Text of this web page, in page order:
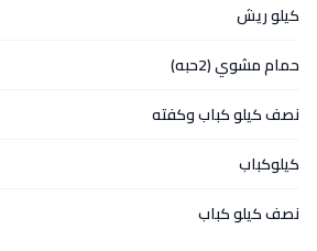
كيلو ريش
حمام مشوي (2حبه)
نصف كيلو كباب وكفته
كيلوكباب
نصف كيلو كباب